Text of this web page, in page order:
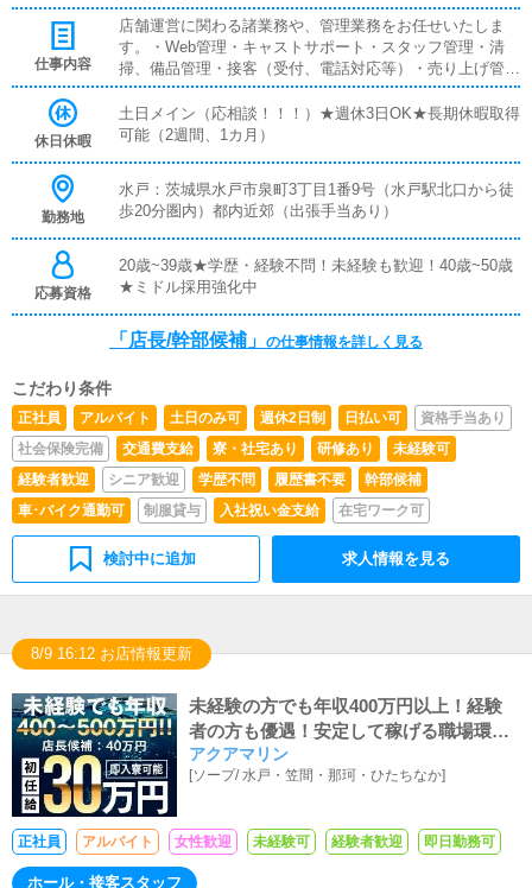
仕事内容
店舗運営に関わる諸業務や、管理業務をお任せいたしま
す。・Web管理・キャストサポート・スタッフ管理・清
掃、備品管理・接客（受付、電話対応等）・売り上げ管理
などなど…★学歴・経験不問！未経験も歓迎！
休日休暇
土日メイン（応相談！！！）★週休3日OK★長期休暇取得
可能（2週間、1カ月）
勤務地
水戸：茨城県水戸市泉町3丁目1番9号（水戸駅北口から徒
歩20分圏内）都内近郊（出張手当あり）
応募資格
20歳~39歳★学歴・経験不問！未経験も歓迎！40歳~50歳
★ミドル採用強化中
「店長/幹部候補」 の仕事情報を詳しく見る
こだわり条件
正社員 アルバイト 土日のみ可 週休2日制 日払い可
資格手当あり
社会保険完備
交通費支給 寮・社宅あり 研修あり
未経験可
経験者歓迎
シニア歓迎 学歴不問 履歴書不要
幹部候補
車･バイク通勤可
制服貸与 入社祝い金支給 在宅ワーク可
検討中に追加 求人情報を見る
8/9 16:12 お店情報更新
未経験の方でも年収400万円以上！経験
者の方も優遇！安定して稼げる職場環境
をご用意しております。
アクアマリン
[ソープ/水戸・笠間・那珂・ひたちなか]
正社員 アルバイト 女性歓迎 未経験可 経験者歓迎 即日勤務可
ホール・接客スタッフ